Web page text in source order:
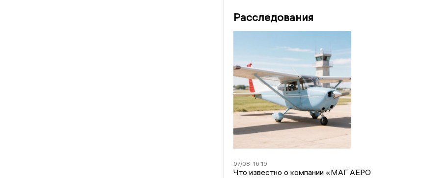
Расследования
07/08 16:19
Что известно о компании «МАГ АЕРО